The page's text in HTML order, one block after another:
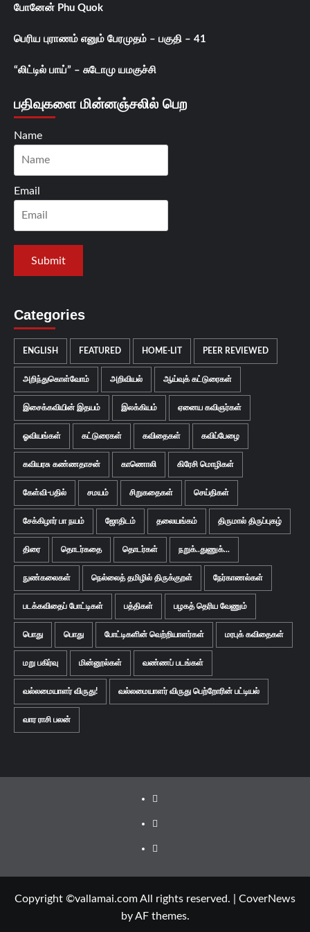
போனேன் Phu Quok
பெரிய புராணம் எனும் பேரமுதம் – பகுதி – 41
“லிட்டில் பாய்” – சுடோமு யமகுச்சி
பதிவுகளை மின்னஞ்சலில் பெற
Name
Email
Categories
ENGLISH FEATURED HOME-LIT PEER REVIEWED
அறிந்துகொள்வோம் அறிவியல் ஆய்வுக் கட்டுரைகள்
இசைக்கவியின் இதயம் இலக்கியம் ஏனைய கவிஞர்கள்
ஓவியங்கள் கட்டுரைகள் கவிதைகள் கவிப்பேழை
கவியரசு கண்ணதாசன் காணொலி கிரேசி மொழிகள்
கேள்வி-பதில் சமயம் சிறுகதைகள் செய்திகள்
சேக்கிழார் பா நயம் ஜோதிடம் தலையங்கம் திருமால் திருப்புகழ்
திரை தொடர்கதை தொடர்கள் நறுக்..துணுக்...
நுண்கலைகள் நெல்லைத் தமிழில் திருக்குறள் நேர்காணல்கள்
படக்கவிதைப் போட்டிகள் பத்திகள் பழகத் தெரிய வேணும்
பொது பொது போட்டிகளின் வெற்றியாளர்கள் மரபுக் கவிதைகள்
மறு பகிர்வு மின்னூல்கள் வண்ணப் படங்கள்
வல்லமையாளர் விருது! வல்லமையாளர் விருது பெற்றோரின் பட்டியல்
வார ராசி பலன்
Facebook
Twitter
Youtube
Copyright ©vallamai.com All rights reserved.
CoverNews
by AF themes.